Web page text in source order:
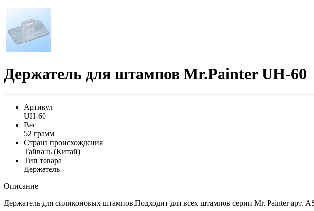
Держатель для штампов Mr.Painter UH-60
Артикул
UH-60
Вес
52 грамм
Страна происхождения
Тайвань (Китай)
Тип товара
Держатель
Описание
Держатель для силиконовых штампов.Подходит для всех штампов серии Mr. Painter арт.